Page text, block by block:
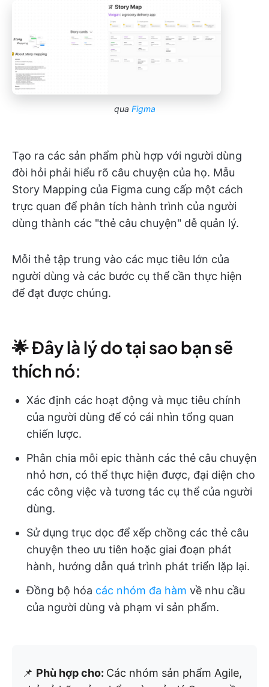
qua Figma
Tạo ra các sản phẩm phù hợp với người dùng
đòi hỏi phải hiểu rõ câu chuyện của họ. Mẫu
Story Mapping của Figma cung cấp một cách
trực quan để phân tích hành trình của người
dùng thành các "thẻ câu chuyện" dễ quản lý.
Mỗi thẻ tập trung vào các mục tiêu lớn của
người dùng và các bước cụ thể cần thực hiện
để đạt được chúng.
🌟 Đây là lý do tại sao bạn sẽ
thích nó:
Xác định các hoạt động và mục tiêu chính
của người dùng để có cái nhìn tổng quan
chiến lược.
Phân chia mỗi epic thành các thẻ câu chuyện
nhỏ hơn, có thể thực hiện được, đại diện cho
các công việc và tương tác cụ thể của người
dùng.
Sử dụng trục dọc để xếp chồng các thẻ câu
chuyện theo ưu tiên hoặc giai đoạn phát
hành, hướng dẫn quá trình phát triển lặp lại.
Đồng bộ hóa các nhóm đa hàm về nhu cầu
của người dùng và phạm vi sản phẩm.
📌 Phù hợp cho: Các nhóm sản phẩm Agile,